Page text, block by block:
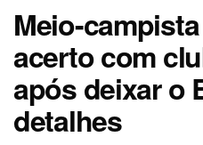
Meio-
acerto com
após deixar o
detalhes